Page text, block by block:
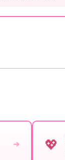
➔ 💖